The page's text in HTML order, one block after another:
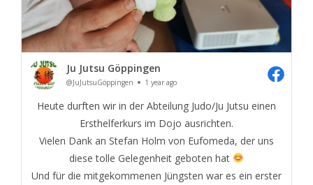
Ju Jutsu Göppingen
@JuJutsuGöppingen 1 year ago
Heute durften wir in der Abteilung Judo/Ju Jutsu einen
Ersthelferkurs im Dojo ausrichten.
Vielen Dank an Stefan Holm von Eufomeda, der uns
diese tolle Gelegenheit geboten hat
Und für die mitgekommenen Jüngsten war es ein erster